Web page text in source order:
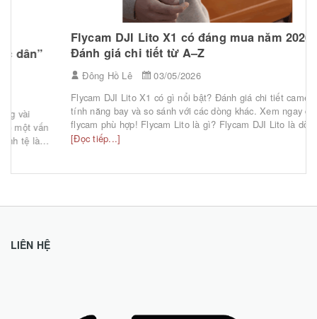
Flycam DJI Lito X1 có đáng mua năm 2026?
Đánh giá chi tiết từ A–Z
Đông Hồ Lê
03/05/2026
Flycam DJI Lito X1 có gì nổi bật? Đánh giá chi tiết camera, pin,
tính năng bay và so sánh với các dòng khác. Xem ngay để chọn
flycam phù hợp! Flycam Lito là gì? Flycam DJI Lito là dòng
drone mới ra mắt, hướng đến người dùng phổ thông và content
[Đọc tiếp...]